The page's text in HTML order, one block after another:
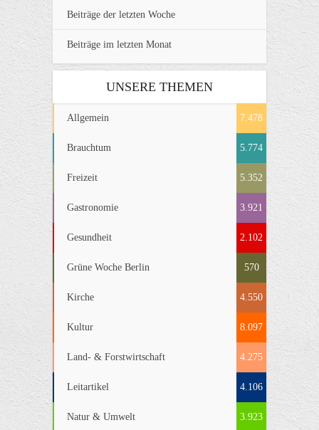
Beiträge der letzten Woche
Beiträge im letzten Monat
UNSERE THEMEN
Allgemein 7.478
Brauchtum 5.774
Freizeit 5.352
Gastronomie 3.921
Gesundheit 2.102
Grüne Woche Berlin 570
Kirche 4.550
Kultur 8.097
Land- & Forstwirtschaft 4.275
Leitartikel 4.106
Natur & Umwelt 3.923